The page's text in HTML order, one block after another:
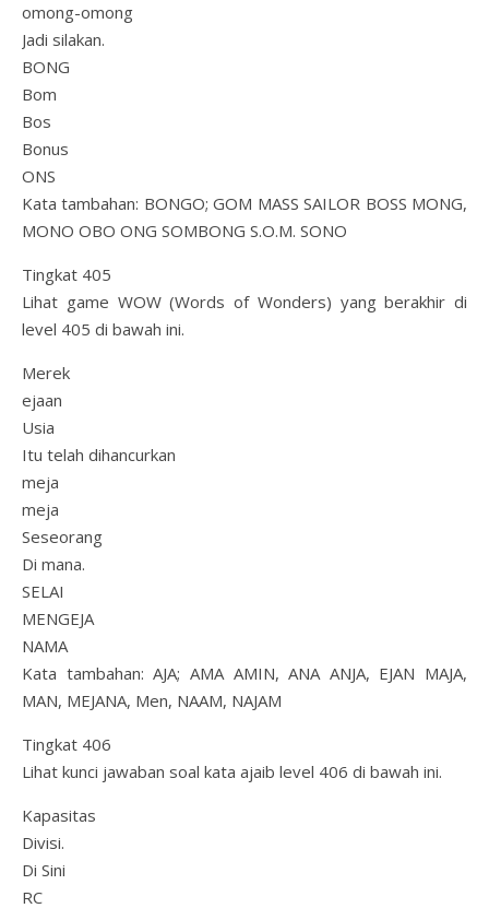
omong-omong
Jadi silakan.
BONG
Bom
Bos
Bonus
ONS
Kata tambahan: BONGO; GOM MASS SAILOR BOSS MONG,
MONO OBO ONG SOMBONG S.O.M. SONO
Tingkat 405
Lihat game WOW (Words of Wonders) yang berakhir di
level 405 di bawah ini.
Merek
ejaan
Usia
Itu telah dihancurkan
meja
meja
Seseorang
Di mana.
SELAI
MENGEJA
NAMA
Kata tambahan: AJA; AMA AMIN, ANA ANJA, EJAN MAJA,
MAN, MEJANA, Men, NAAM, NAJAM
Tingkat 406
Lihat kunci jawaban soal kata ajaib level 406 di bawah ini.
Kapasitas
Divisi.
Di Sini
RC